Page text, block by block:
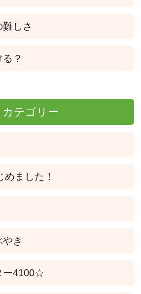
しさ
？
カテゴリー
ました！
き
ー4100☆